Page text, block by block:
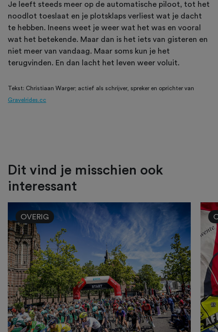
Je leeft steeds meer op de automatische piloot, tot het
noodlot toeslaat en je plotsklaps verliest wat je dacht
te hebben. Ineens weet je weer wat het was en vooral
wat het betekende. Maar dan is het iets van gisteren en
niet meer van vandaag. Maar soms kun je het
terugvinden. En dan lacht het leven weer voluit.
Tekst: Christiaan Warger; actief als schrijver, spreker en oprichter van
Gravelrides.cc
Dit vind je misschien ook
interessant
OVERIG